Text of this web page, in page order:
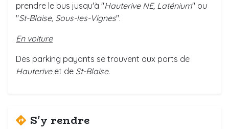
prendre le bus jusqu'à "Hauterive NE, Laténium" ou
"St-Blaise, Sous-les-Vignes".
En voiture
Des parking payants se trouvent aux ports de
Hauteriveet de St-Blaise.
S'y rendre